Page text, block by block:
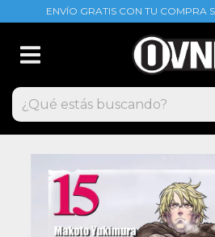
ENVÍO GRATIS CON TU COMPRA